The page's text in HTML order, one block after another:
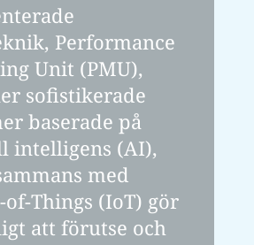
Performance
Unit (PMU),
sofistikerade
baserade på
intelligens (AI),
med
Things (IoT) gör
att förutse och